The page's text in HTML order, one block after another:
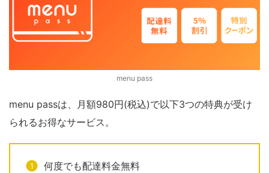
menu pass
menu passは、月額980円(税込)で以下3つの特典が受け
られるお得なサービス。
何度でも配達料金無料